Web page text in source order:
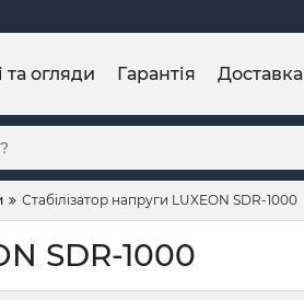
та огляди Гарантія Доставка
Стабілізатор напруги LUXEON SDR-1000
SDR-1000